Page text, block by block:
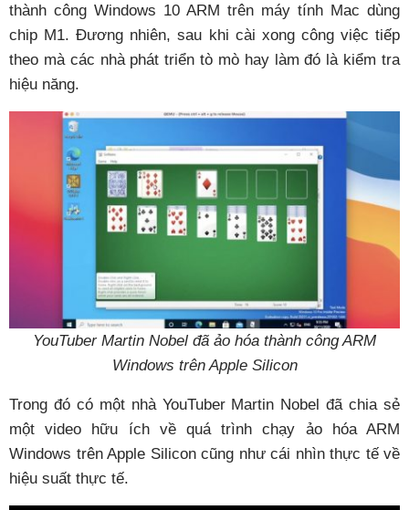
thành công Windows 10 ARM trên máy tính Mac dùng
chip M1. Đương nhiên, sau khi cài xong công việc tiếp
theo mà các nhà phát triển tò mò hay làm đó là kiểm tra
hiệu năng.
YouTuber Martin Nobel đã ảo hóa thành công ARM
Windows trên Apple Silicon
Trong đó có một nhà YouTuber Martin Nobel đã chia sẻ
một video hữu ích về quá trình chạy ảo hóa ARM
Windows trên Apple Silicon cũng như cái nhìn thực tế về
hiệu suất thực tế.